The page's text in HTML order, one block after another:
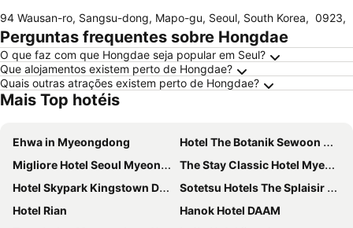
94 Wausan-ro, Sangsu-dong, Mapo-gu, Seoul, South Korea, 0923,
Perguntas frequentes sobre Hongdae
O que faz com que Hongdae seja popular em Seul?
Que alojamentos existem perto de Hongdae?
Quais outras atrações existem perto de Hongdae?
Mais Top hotéis
Ehwa in Myeongdong
Hotel The Botanik Sewoon Myeongdong
Migliore Hotel Seoul Myeongdong
The Stay Classic Hotel Myeongdong
Hotel Skypark Kingstown Dongdaemun
Sotetsu Hotels The Splaisir Seoul Myeongdong
Hotel Rian
Hanok Hotel DAAM